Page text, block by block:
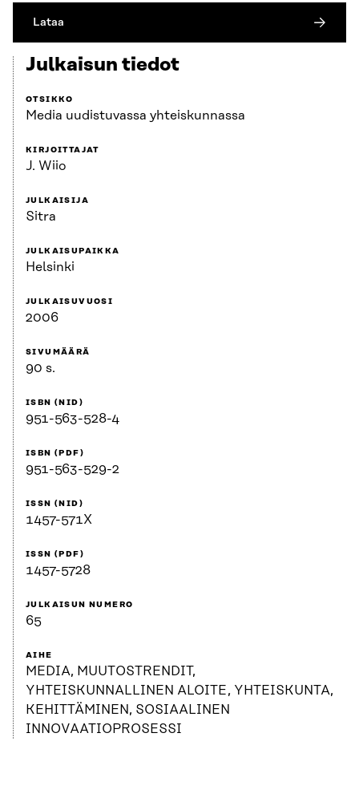
Lataa
Julkaisun tiedot
OTSIKKO
Media uudistuvassa yhteiskunnassa
KIRJOITTAJAT
J. Wiio
JULKAISIJA
Sitra
JULKAISUPAIKKA
Helsinki
JULKAISUVUOSI
2006
SIVUMÄÄRÄ
90 s.
ISBN (NID)
951-563-528-4
ISBN (PDF)
951-563-529-2
ISSN (NID)
1457-571X
ISSN (PDF)
1457-5728
JULKAISUN NUMERO
65
AIHE
MEDIA, MUUTOSTRENDIT,
YHTEISKUNNALLINEN ALOITE, YHTEISKUNTA,
KEHITTÄMINEN, SOSIAALINEN
INNOVAATIOPROSESSI